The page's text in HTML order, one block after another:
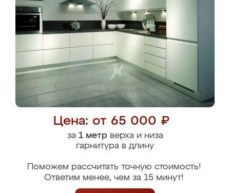
Цена: от 65 000 ₽
за 1 метрверха и низа
гарнитура в длину
Поможем рассчитать точную стоимость!
Ответим менее, чем за 15 минут!